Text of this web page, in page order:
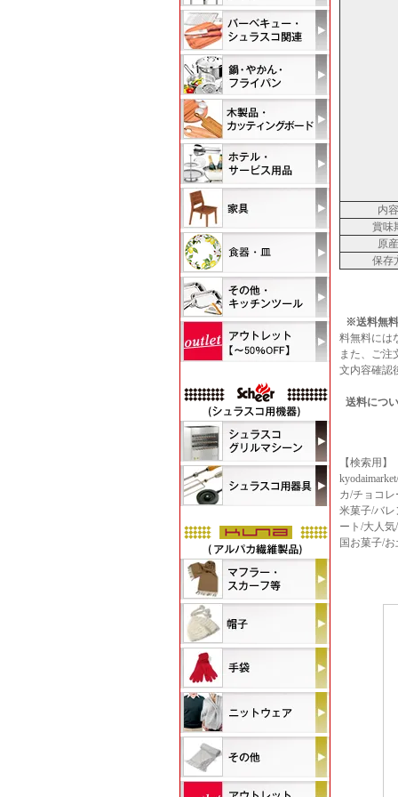
内
賞味
原
保存
※送料無料
料無料には
また、ご注
文内容確認
送料につ
【検索用】
カ/チョコ
米菓子/バ
ート/大人
国お菓子/